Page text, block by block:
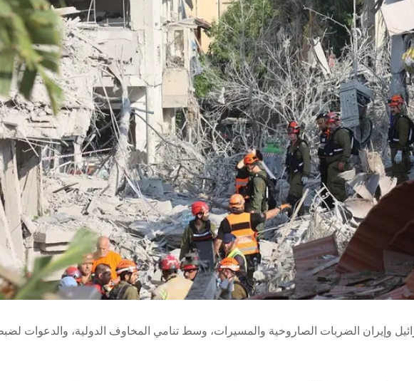
وإيران الضربات الصاروخية والمسيرات، وسط تنامي المخاوف الدولية، والدعوات